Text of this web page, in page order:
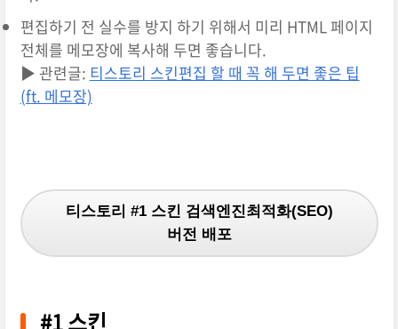
편집하기 전 실수를 방지 하기 위해서 미리 HTML 페이지
전체를 메모장에 복사해 두면 좋습니다.
▶ 관련글: 티스토리 스킨편집 할 때 꼭 해 두면 좋은 팁
(ft. 메모장)
티스토리 #1 스킨 검색엔진최적화(SEO)
버전 배포
#1 스킨